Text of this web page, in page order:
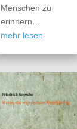
Menschen zu
erinnern…
mehr lesen